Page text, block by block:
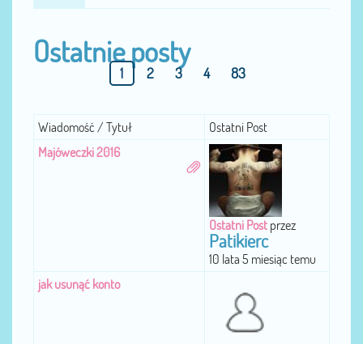
Ostatnie posty
1 2 3 4 83
Wiadomość / Tytuł Ostatni Post
Majóweczki 2016
Ostatni Post przez
Patikierc
10 lata 5 miesiąc temu
jak usunąć konto